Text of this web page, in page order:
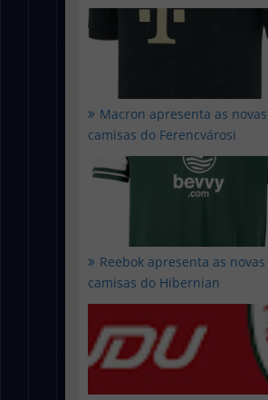
Macron apresenta as novas
camisas do Ferencvárosi
Reebok apresenta as novas
camisas do Hibernian